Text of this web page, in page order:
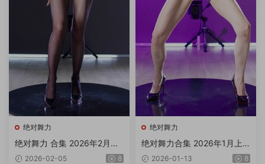
绝对舞力
绝对舞力 合集 2026年2月上
旬P1/4V 4K3.97G
2026-02-05 8
绝对舞力
绝对舞力合集 2026年1月上
旬P2/5V 4K 6.3G
2026-01-13 8